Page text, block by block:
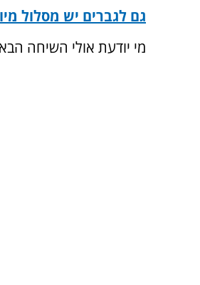
גם לגברים יש מסלול
מי יודעת אולי השיחה